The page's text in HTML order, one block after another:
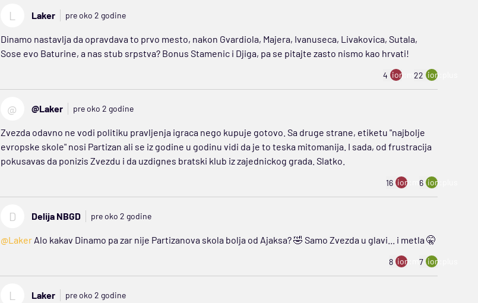
L Laker pre oko 2 godine
Dinamo nastavlja da opravdava to prvo mesto, nakon Gvardiola, Majera, Ivanuseca, Livakovica, Sutala,
Sose evo Baturine, a nas stub srpstva? Bonus Stamenic i Djiga, pa se pitajte zasto nismo kao hrvati!
4 ion:minus
22 ion:plus
@ @Laker pre oko 2 godine
Zvezda odavno ne vodi politiku pravljenja igraca nego kupuje gotovo. Sa druge strane, etiketu "najbolje
evropske skole" nosi Partizan ali se iz godine u godinu vidi da je to teska mitomanija. I sada, od frustracija
pokusavas da ponizis Zvezdu i da uzdignes bratski klub iz zajednickog grada. Slatko.
16 ion:minus
6 ion:plus
D Delija NBGD pre oko 2 godine
@LakerAlo kakav Dinamo pa zar nije Partizanova skola bolja od Ajaksa? 🤣 Samo Zvezda u glavi... i metla 🤫
8 ion:minus
7 ion:plus
L Laker pre oko 2 godine